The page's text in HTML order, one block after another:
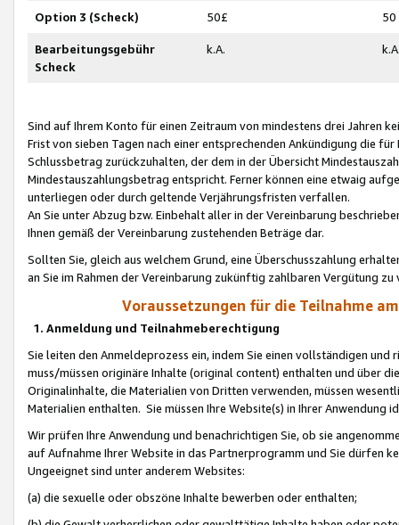
Option 3 (Scheck) 50£ 50
Bearbeitungsgebühr
Scheck
k.A.
Sind auf Ihrem Konto für einen Zeitraum von mindestens drei Jahren
Frist von sieben Tagen nach einer entsprechenden Ankündigung die
Schlussbetrag zurückzuhalten, der dem in der Übersicht
Mindestauszahlungsbetrag entspricht. Ferner können eine etwaig
unterliegen oder durch geltende Verjährungsfristen verfallen.
An Sie unter Abzug bzw. Einbehalt aller in der Vereinbarung
Ihnen gemäß der Vereinbarung zustehenden Beträge dar.
Sollten Sie, gleich aus welchem Grund, eine Überschusszahlung
an Sie im Rahmen der Vereinbarung zukünftig zahlbaren Vergütung zu
Voraussetzungen für die Teilnahme
1. Anmeldung und Teilnahmeberechtigung
Sie leiten den Anmeldeprozess ein, indem Sie einen vollständigen
muss/müssen originäre Inhalte (original content) enthalten und über
Originalinhalte, die Materialien von Dritten verwenden, müssen
Materialien enthalten. Sie müssen Ihre Website(s) in Ihrer Anwendung
Wir prüfen Ihre Anwendung und benachrichtigen Sie, ob sie
auf Aufnahme Ihrer Website in das Partnerprogramm und Sie dürfen
Ungeeignet sind unter anderem Websites:
(a) die sexuelle oder obszöne Inhalte bewerben oder enthalten;